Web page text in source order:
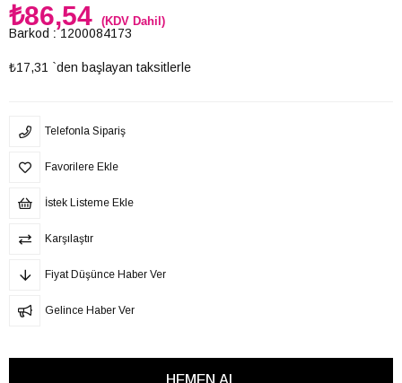
₺86,54 (KDV Dahil)
Barkod : 1200084173
₺17,31 `den başlayan taksitlerle
Telefonla Sipariş
Favorilere Ekle
İstek Listeme Ekle
Karşılaştır
Fiyat Düşünce Haber Ver
Gelince Haber Ver